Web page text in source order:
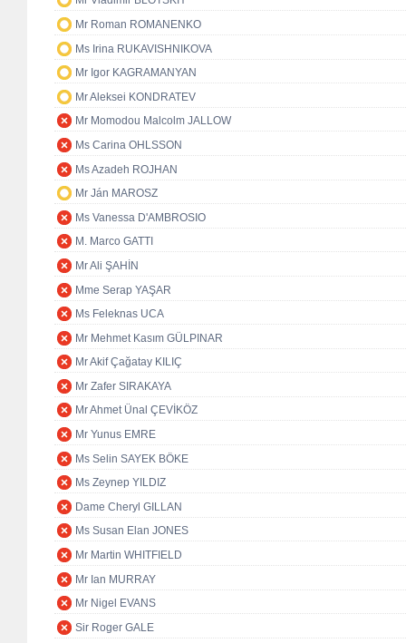
Mr Roman ROMANENKO
Ms Irina RUKAVISHNIKOVA
Mr Igor KAGRAMANYAN
Mr Aleksei KONDRATEV
Mr Momodou Malcolm JALLOW
Ms Carina OHLSSON
Ms Azadeh ROJHAN
Mr Ján MAROSZ
Ms Vanessa D'AMBROSIO
M. Marco GATTI
Mr Ali ŞAHİN
Mme Serap YAŞAR
Ms Feleknas UCA
Mr Mehmet Kasım GÜLPINAR
Mr Akif Çağatay KILIÇ
Mr Zafer SIRAKAYA
Mr Ahmet Ünal ÇEVİKÖZ
Mr Yunus EMRE
Ms Selin SAYEK BÖKE
Ms Zeynep YILDIZ
Dame Cheryl GILLAN
Ms Susan Elan JONES
Mr Martin WHITFIELD
Mr Ian MURRAY
Mr Nigel EVANS
Sir Roger GALE